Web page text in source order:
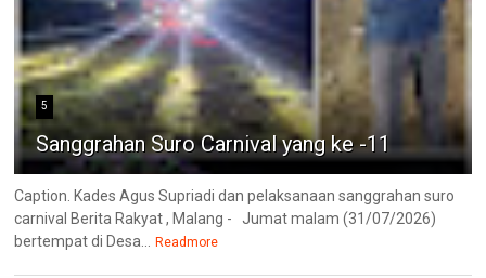
5
Sanggrahan Suro Carnival yang ke -11
Caption. Kades Agus Supriadi dan pelaksanaan sanggrahan suro
carnival Berita Rakyat , Malang - Jumat malam (31/07/2026)
bertempat di Desa... Readmore